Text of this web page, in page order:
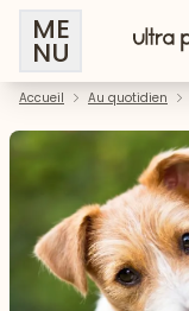
ME
NU
Accueil Au quotidien